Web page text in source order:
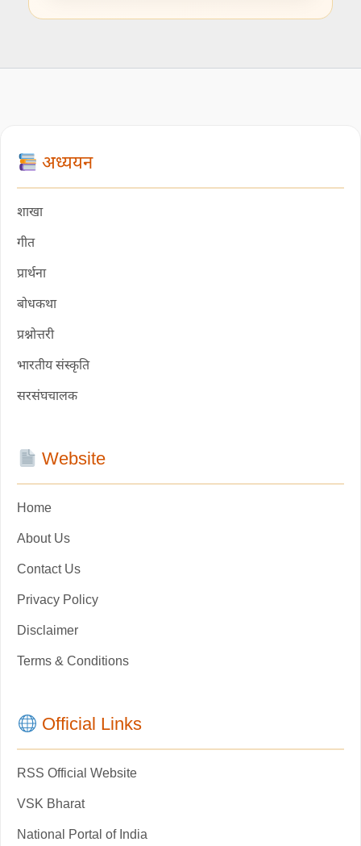
अध्ययन
शाखा
गीत
प्रार्थना
बोधकथा
प्रश्नोत्तरी
भारतीय संस्कृति
सरसंघचालक
Website
Home
About Us
Contact Us
Privacy Policy
Disclaimer
Terms & Conditions
Official Links
RSS Official Website
VSK Bharat
National Portal of India